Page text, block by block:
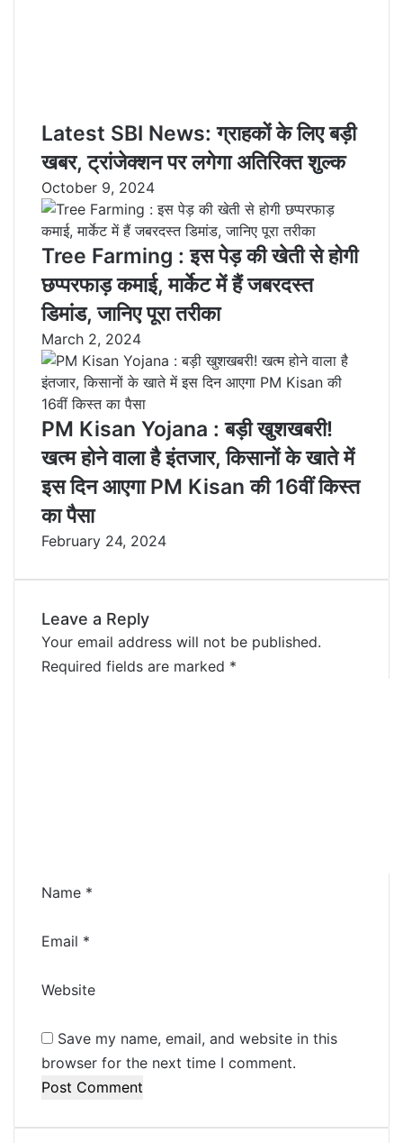
Latest SBI News: ग्राहकों के लिए बड़ी
खबर, ट्रांजेक्शन पर लगेगा अतिरिक्त शुल्क
October 9, 2024
Tree Farming : इस पेड़ की खेती से होगी
छप्परफाड़ कमाई, मार्केट में हैं जबरदस्त
डिमांड, जानिए पूरा तरीका
March 2, 2024
PM Kisan Yojana : बड़ी खुशखबरी!
खत्म होने वाला है इंतजार, किसानों के खाते में
इस दिन आएगा PM Kisan की 16वीं किस्त
का पैसा
February 24, 2024
Leave a Reply
Your email address will not be published.
Required fields are marked *
Name *
Email *
Website
Save my name, email, and website in this
browser for the next time I comment.